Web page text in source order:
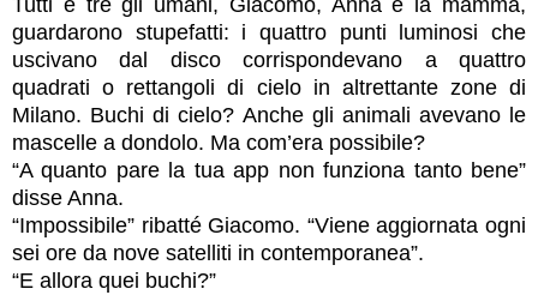
Tutti e tre gli umani, Giacomo, Anna e la mamma,
guardarono stupefatti: i quattro punti luminosi che
uscivano dal disco corrispondevano a quattro
quadrati o rettangoli di cielo in altrettante zone di
Milano. Buchi di cielo? Anche gli animali avevano le
mascelle a dondolo. Ma com’era possibile?
“A quanto pare la tua app non funziona tanto bene”
disse Anna.
“Impossibile” ribatté Giacomo. “Viene aggiornata ogni
sei ore da nove satelliti in contemporanea”.
“E allora quei buchi?”